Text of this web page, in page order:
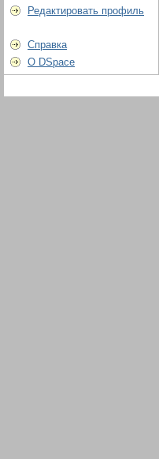
Редактировать профиль
Справка
О DSpace